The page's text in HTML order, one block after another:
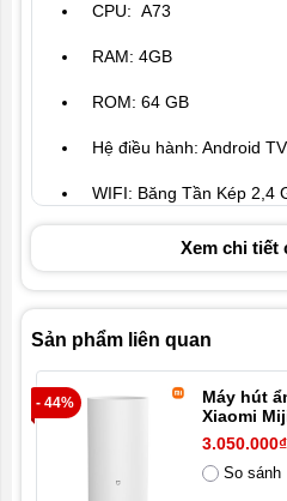
CPU: A73
RAM: 4GB
ROM: 64 GB
Hệ điều hành: Android TV
WIFI: Băng Tần Kép 2,4
Buletooth: Hỗ trợ
HDMI: 2 cổng (bao gồm
AV: 1 cổng
USB: 2 (bao gồm một
Ethernet: 1 cổng
Xem chi tiết
Sản phẩm liên quan
- 44%
Máy hút
Xiaomi
3.050.000₫
So sánh